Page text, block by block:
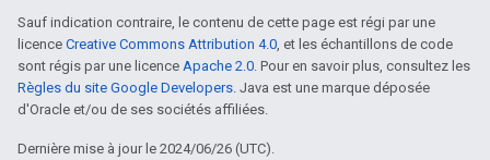
Sauf indication contraire, le contenu de cette page est régi par une
licence Creative Commons Attribution 4.0 , et les échantillons de code
sont régis par une licence Apache 2.0 . Pour en savoir plus, consultez les
Règles du site Google Developers . Java est une marque déposée
d'Oracle et/ou de ses sociétés affiliées.
Dernière mise à jour le 2024/06/26 (UTC).